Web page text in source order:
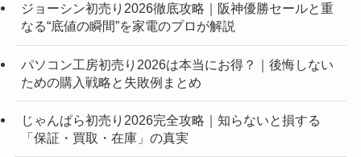
ジョーシン初売り2026徹底攻略｜阪神優勝セールと重
なる“底値の瞬間”を家電のプロが解説
パソコン工房初売り2026は本当にお得？｜後悔しない
ための購入戦略と失敗例まとめ
じゃんぱら初売り2026完全攻略｜知らないと損する
「保証・買取・在庫」の真実